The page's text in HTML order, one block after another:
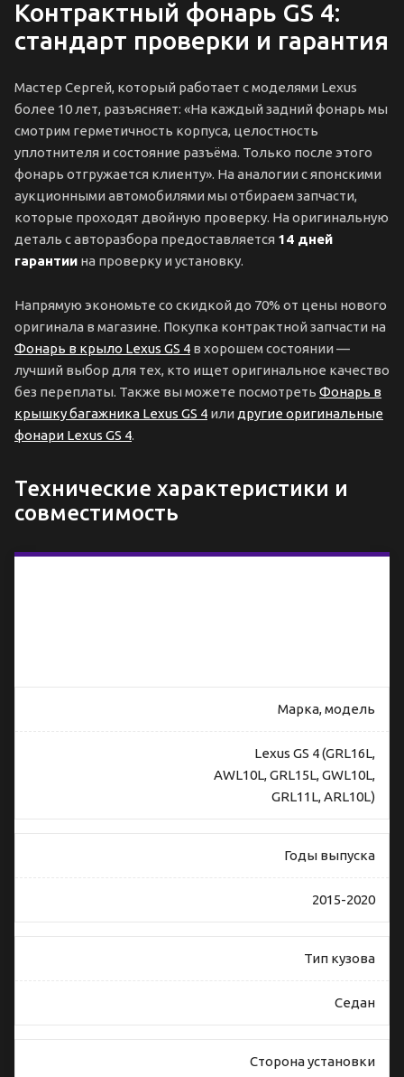
Контрактный фонарь GS 4:
стандарт проверки и гарантия
Мастер Сергей, который работает с моделями Lexus
более 10 лет, разъясняет: «На каждый задний фонарь мы
смотрим герметичность корпуса, целостность
уплотнителя и состояние разъёма. Только после этого
фонарь отгружается клиенту». На аналогии с японскими
аукционными автомобилями мы отбираем запчасти,
которые проходят двойную проверку. На оригинальную
деталь с авторазбора предоставляется 14 дней
гарантии на проверку и установку.
Напрямую экономьте со скидкой до 70% от цены нового
оригинала в магазине. Покупка контрактной запчасти на
Фонарь в крыло Lexus GS 4 в хорошем состоянии —
лучший выбор для тех, кто ищет оригинальное качество
без переплаты. Также вы можете посмотреть Фонарь в
крышку багажника Lexus GS 4 или другие оригинальные
фонари Lexus GS 4.
Технические характеристики и
совместимость
Марка, модель
Lexus GS 4 (GRL16L,
AWL10L, GRL15L, GWL10L,
GRL11L, ARL10L)
Годы выпуска
2015-2020
Тип кузова
Седан
Сторона установки